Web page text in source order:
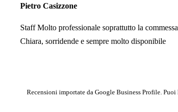
Pietro Casizzone
Staff Molto professionale soprattutto la commessa
Chiara, sorridende e sempre molto disponibile
Recensioni importate da Google Business Profile.